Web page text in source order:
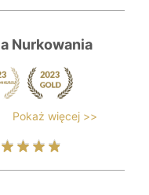
Nurkowania
Pokaż więcej >>